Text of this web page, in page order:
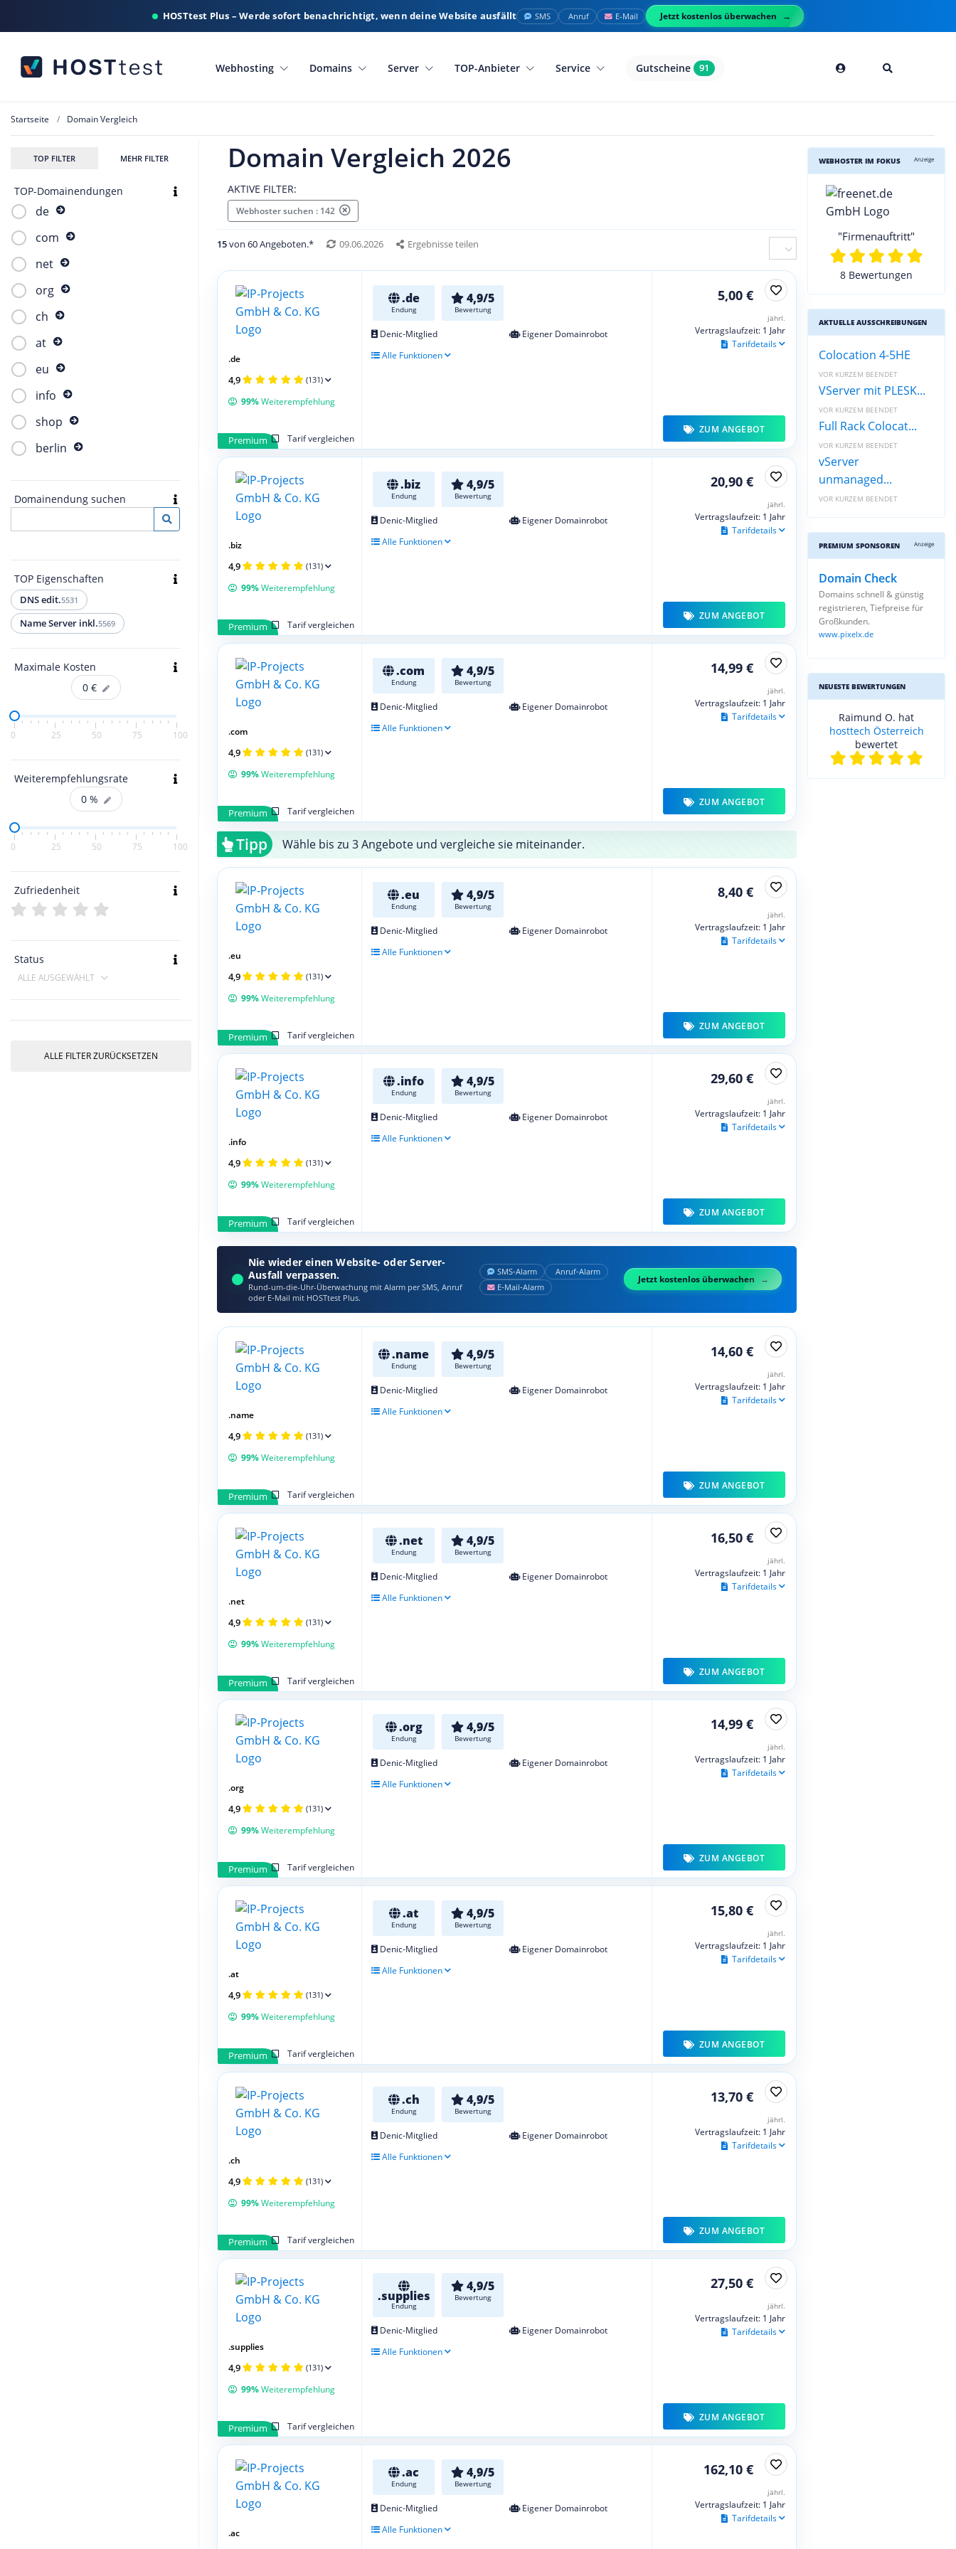
HOSTtest Plus – Werde sofort benachrichtigt, wenn deine Website ausfällt SMS Anruf E-Mail Jetzt kostenlos überwachen
Webhosting Domains Server TOP-Anbieter Service Gutscheine 91
Startseite Domain Vergleich
TOP FILTER MEHR FILTER
TOP-Domainendungen
de
com
net
org
ch
at
eu
info
shop
berlin
Domainendung suchen
TOP Eigenschaften
DNS edit.5531
Name Server inkl.5569
Maximale Kosten
0 €
0 25 50 75 100
Weiterempfehlungsrate
0 %
0 25 50 75 100
Zufriedenheit
Status
ALLE AUSGEWÄHLT
ALLE FILTER ZURÜCKSETZEN
Domain Vergleich 2026
AKTIVE FILTER:
Webhoster suchen : 142
15von 60 Angeboten.* 09.06.2026 Ergebnisse teilen
.de
Endung
4,9/5
Bewertung
Denic-Mitglied
Eigener Domainrobot
Alle Funktionen
Premium Tarif vergleichen
.de
4,9 (131)
99%Weiterempfehlung
5,00 €
jährl.
Vertragslaufzeit: 1 Jahr
Tarifdetails
ZUM ANGEBOT
.biz
Endung
4,9/5
Bewertung
Denic-Mitglied
Eigener Domainrobot
Alle Funktionen
Premium Tarif vergleichen
.biz
4,9 (131)
99%Weiterempfehlung
20,90 €
jährl.
Vertragslaufzeit: 1 Jahr
Tarifdetails
ZUM ANGEBOT
.com
Endung
4,9/5
Bewertung
Denic-Mitglied
Eigener Domainrobot
Alle Funktionen
Premium Tarif vergleichen
.com
4,9 (131)
99%Weiterempfehlung
14,99 €
jährl.
Vertragslaufzeit: 1 Jahr
Tarifdetails
ZUM ANGEBOT
Tipp Wähle bis zu 3 Angebote und vergleiche sie miteinander.
.eu
Endung
4,9/5
Bewertung
Denic-Mitglied
Eigener Domainrobot
Alle Funktionen
Premium Tarif vergleichen
.eu
4,9 (131)
99%Weiterempfehlung
8,40 €
jährl.
Vertragslaufzeit: 1 Jahr
Tarifdetails
ZUM ANGEBOT
.info
Endung
4,9/5
Bewertung
Denic-Mitglied
Eigener Domainrobot
Alle Funktionen
Premium Tarif vergleichen
.info
4,9 (131)
99%Weiterempfehlung
29,60 €
jährl.
Vertragslaufzeit: 1 Jahr
Tarifdetails
ZUM ANGEBOT
Nie wieder einen Website- oder Server-
Ausfall verpassen.
Rund-um-die-Uhr-Überwachung mit Alarm per SMS, Anruf
oder E‑Mail mit HOSTtest Plus.
SMS‑Alarm
Anruf‑Alarm
E‑Mail‑Alarm
Jetzt kostenlos überwachen
.name
Endung
4,9/5
Bewertung
Denic-Mitglied
Eigener Domainrobot
Alle Funktionen
Premium Tarif vergleichen
.name
4,9 (131)
99%Weiterempfehlung
14,60 €
jährl.
Vertragslaufzeit: 1 Jahr
Tarifdetails
ZUM ANGEBOT
.net
Endung
4,9/5
Bewertung
Denic-Mitglied
Eigener Domainrobot
Alle Funktionen
Premium Tarif vergleichen
.net
4,9 (131)
99%Weiterempfehlung
16,50 €
jährl.
Vertragslaufzeit: 1 Jahr
Tarifdetails
ZUM ANGEBOT
.org
Endung
4,9/5
Bewertung
Denic-Mitglied
Eigener Domainrobot
Alle Funktionen
Premium Tarif vergleichen
.org
4,9 (131)
99%Weiterempfehlung
14,99 €
jährl.
Vertragslaufzeit: 1 Jahr
Tarifdetails
ZUM ANGEBOT
.at
Endung
4,9/5
Bewertung
Denic-Mitglied
Eigener Domainrobot
Alle Funktionen
Premium Tarif vergleichen
.at
4,9 (131)
99%Weiterempfehlung
15,80 €
jährl.
Vertragslaufzeit: 1 Jahr
Tarifdetails
ZUM ANGEBOT
.ch
Endung
4,9/5
Bewertung
Denic-Mitglied
Eigener Domainrobot
Alle Funktionen
Premium Tarif vergleichen
.ch
4,9 (131)
99%Weiterempfehlung
13,70 €
jährl.
Vertragslaufzeit: 1 Jahr
Tarifdetails
ZUM ANGEBOT
.supplies
Endung
4,9/5
Bewertung
Denic-Mitglied
Eigener Domainrobot
Alle Funktionen
Premium Tarif vergleichen
.supplies
4,9 (131)
99%Weiterempfehlung
27,50 €
jährl.
Vertragslaufzeit: 1 Jahr
Tarifdetails
ZUM ANGEBOT
.ac
Endung
4,9/5
Bewertung
Denic-Mitglied
Eigener Domainrobot
Alle Funktionen
.ac
162,10 €
jährl.
Vertragslaufzeit: 1 Jahr
Tarifdetails
WEBHOSTER IM FOKUS Anzeige
"Firmenauftritt"
8 Bewertungen
AKTUELLE AUSSCHREIBUNGEN
Colocation 4-5HE
VOR KURZEM BEENDET
VServer mit PLESK...
VOR KURZEM BEENDET
Full Rack Colocat...
VOR KURZEM BEENDET
vServer
unmanaged...
VOR KURZEM BEENDET
PREMIUM SPONSOREN Anzeige
Domain Check
Domains schnell & günstig
registrieren, Tiefpreise für
Großkunden.
www.pixelx.de
NEUESTE BEWERTUNGEN
Raimund O. hat
hosttech Österreich
bewertet